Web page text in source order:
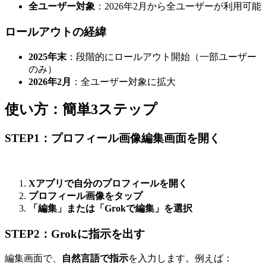
全ユーザー対象 ：2026年2月から全ユーザーが利用可能
ロールアウトの経緯
2025年末 ：段階的にロールアウト開始（一部ユーザー
のみ）
2026年2月
：全ユーザー対象に拡大
使い方：簡単3ステップ
STEP1：プロフィール画像編集画面を開く
Xアプリで自分のプロフィールを開く
プロフィール画像をタップ
「編集」または「Grokで編集」を選択
STEP2：Grokに指示を出す
編集画面で、 自然言語で指示を入力します。例えば：